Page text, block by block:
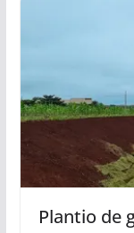
Plantio de